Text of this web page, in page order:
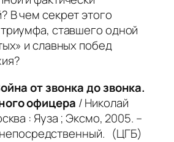
В чем секрет этого
ставшего одной
и славных побед
от звонка до звонка.
офицера / Николай
: Яуза ; Эксмо, 2005. –
непосредственный. (ЦГБ)